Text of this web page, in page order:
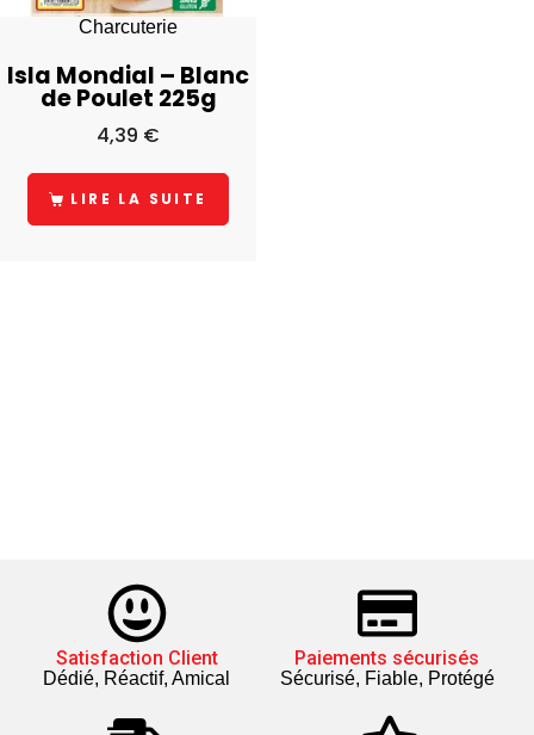
Charcuterie
Isla Mondial – Blanc
de Poulet 225g
4,39 €
LIRE LA SUITE
Satisfaction Client
Dédié, Réactif, Amical
Paiements sécurisés
Sécurisé, Fiable, Protégé